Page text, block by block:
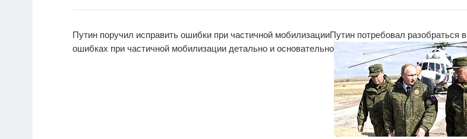
Путин поручил исправить ошибки при частичной мобилизацииПутин потребовал разобраться в
ошибках при частичной мобилизации детально и основательно